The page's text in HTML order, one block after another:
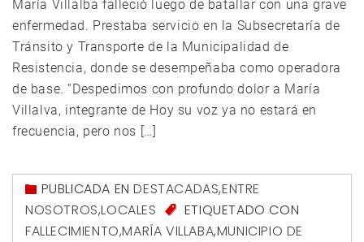
María Villalba falleció luego de batallar con una grave
enfermedad. Prestaba servicio en la Subsecretaría de
Tránsito y Transporte de la Municipalidad de
Resistencia, donde se desempeñaba como operadora
de base. “Despedimos con profundo dolor a María
Villalva, integrante de Hoy su voz ya no estará en
frecuencia, pero nos […]
PUBLICADA ENDESTACADAS,ENTRE
NOSOTROS,LOCALES
ETIQUETADO CON
FALLECIMIENTO,MARÍA VILLABA,MUNICIPIO DE